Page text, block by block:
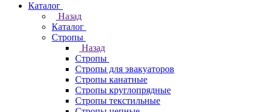
Каталог
Назад
Каталог
Стропы
Назад
Стропы
Стропы для эвакуаторов
Стропы канатные
Стропы круглопрядные
Стропы текстильные